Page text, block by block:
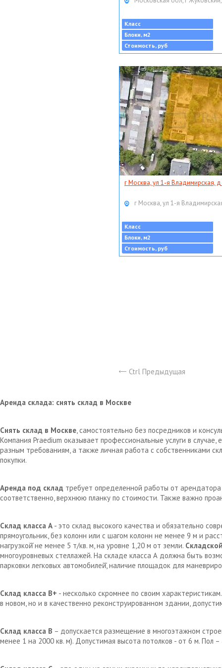
Класс
Блоки, м2
Стоимость, руб
г Москва, ул 1-я Владимирская, д
г Москва, ул 1-я
Класс
Блоки, м2
Стоимость, руб
Ctrl Предыдущая
Аренда склада: снять склад в Москве
Снять склад в Москве, самостоятельно без посредников и
Компания Praedium оказывает профессиональные услуги в
разным требованиям, а также личная работа с собственниками
покупки.
Аренда под склад требует определенной работы от
соответственно, верхнюю планку по стоимости. Также важно
Склад класса А - это склад высокого качества и обязательно
прямоугольник, без колонн или с шагом колонн не менее 9 м и
нагрузкой̆ не менее 5 т/кв. м, на уровне 1,20 м от земли.
многоуровневых стеллажей. На складе класса А должна быть
парковки легковых автомобилей̆, наличие площадок для
Склад класса В+ - несколько скромнее по своим
в новом, но и в качественно реконструированном здании,
Склад класса В – допускается размещение в многоэтажном
менее 1 на 2000 кв. м). Допустимая высота потолков - от 6 м. Пол